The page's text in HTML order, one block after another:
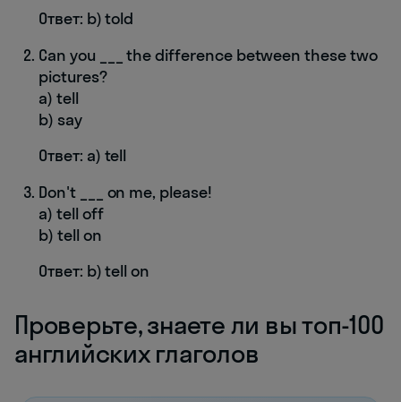
Ответ: b) told
Can you ___ the difference between these two
pictures?
a) tell
b) say
Ответ: a) tell
Don't ___ on me, please!
a) tell off
b) tell on
Ответ: b) tell on
Проверьте, знаете ли вы топ-100
английских глаголов